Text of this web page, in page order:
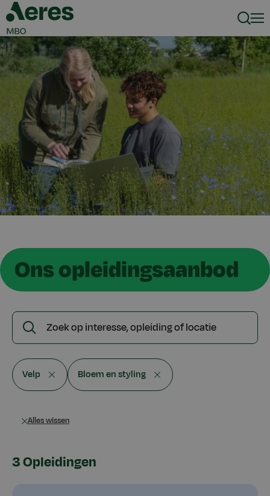
Ons opleidingsaanbod
Zoek
opleiding
of
Zoeken
Velp Bloem en styling
Alles wissen
3 Opleidingen